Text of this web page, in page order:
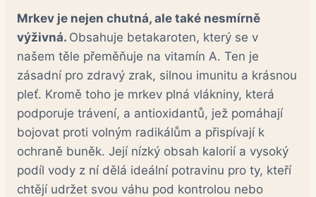
Mrkev je nejen chutná, ale také nesmírně
výživná. Obsahuje betakaroten, který se v
našem těle přeměňuje na vitamín A. Ten je
zásadní pro zdravý zrak, silnou imunitu a krásnou
pleť. Kromě toho je mrkev plná vlákniny, která
podporuje trávení, a antioxidantů, jež pomáhají
bojovat proti volným radikálům a přispívají k
ochraně buněk. Její nízký obsah kalorií a vysoký
podíl vody z ní dělá ideální potravinu pro ty, kteří
chtějí udržet svou váhu pod kontrolou nebo